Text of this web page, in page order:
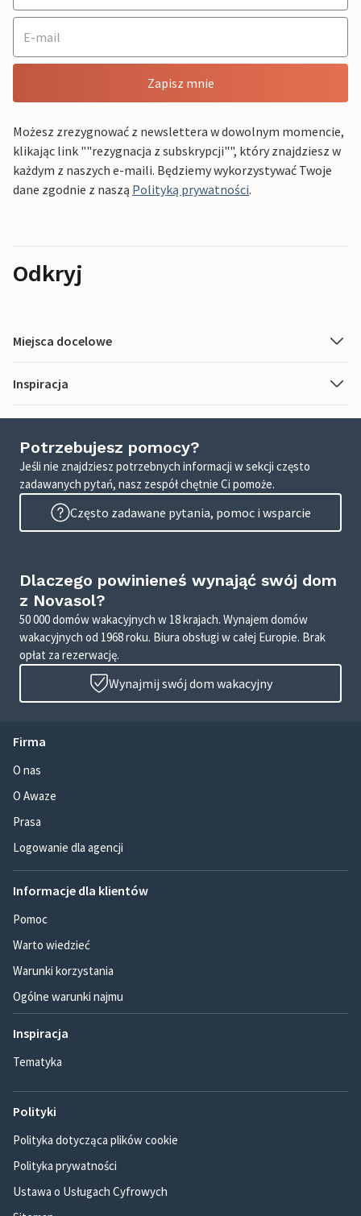
Zapisz mnie
Możesz zrezygnować z newslettera w dowolnym momencie,
klikając link ""rezygnacja z subskrypcji"", który znajdziesz w
każdym z naszych e-maili. Będziemy wykorzystywać Twoje
dane zgodnie z naszą Polityką prywatności.
Odkryj
Miejsca docelowe
Inspiracja
Potrzebujesz pomocy?
Jeśli nie znajdziesz potrzebnych informacji w sekcji często
zadawanych pytań, nasz zespół chętnie Ci pomoże.
Często zadawane pytania, pomoc i wsparcie
Dlaczego powinieneś wynająć swój dom
z Novasol?
50 000 domów wakacyjnych w 18 krajach. Wynajem domów
wakacyjnych od 1968 roku. Biura obsługi w całej Europie. Brak
opłat za rezerwację.
Wynajmij swój dom wakacyjny
Firma
O nas
O Awaze
Prasa
Logowanie dla agencji
Informacje dla klientów
Pomoc
Warto wiedzieć
Warunki korzystania
Ogólne warunki najmu
Inspiracja
Tematyka
Polityki
Polityka dotycząca plików cookie
Polityka prywatności
Ustawa o Usługach Cyfrowych